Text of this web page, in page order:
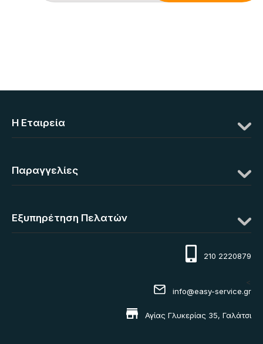
Η Eταιρεία
Παραγγελίες
Εξυπηρέτηση Πελατών
210 2220879
<
info@easy-service.gr
Αγίας Γλυκερίας 35, Γαλάτσι